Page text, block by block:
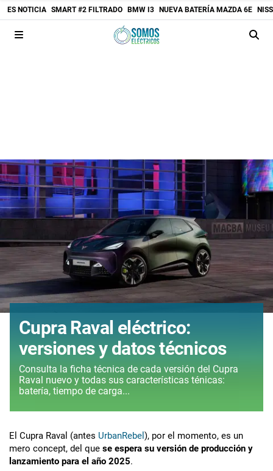
ES NOTICIA SMART #2 FILTRADO BMW I3 NUEVA BATERÍA MAZDA 6E
Cupra Raval eléctrico:
versiones y datos técnicos
Consulta la ficha técnica de cada versión del Cupra
Raval nuevo y todas sus características ténicas:
batería, tiempo de carga...
El Cupra Raval (antes UrbanRebel ), por el momento, es un
mero concept, del que se espera su versión de producción y
lanzamiento para el año 2025.